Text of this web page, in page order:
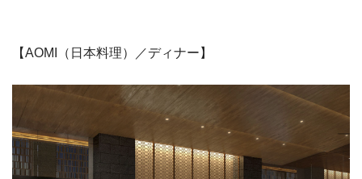
【AOMI（日本料理）／ディナー】